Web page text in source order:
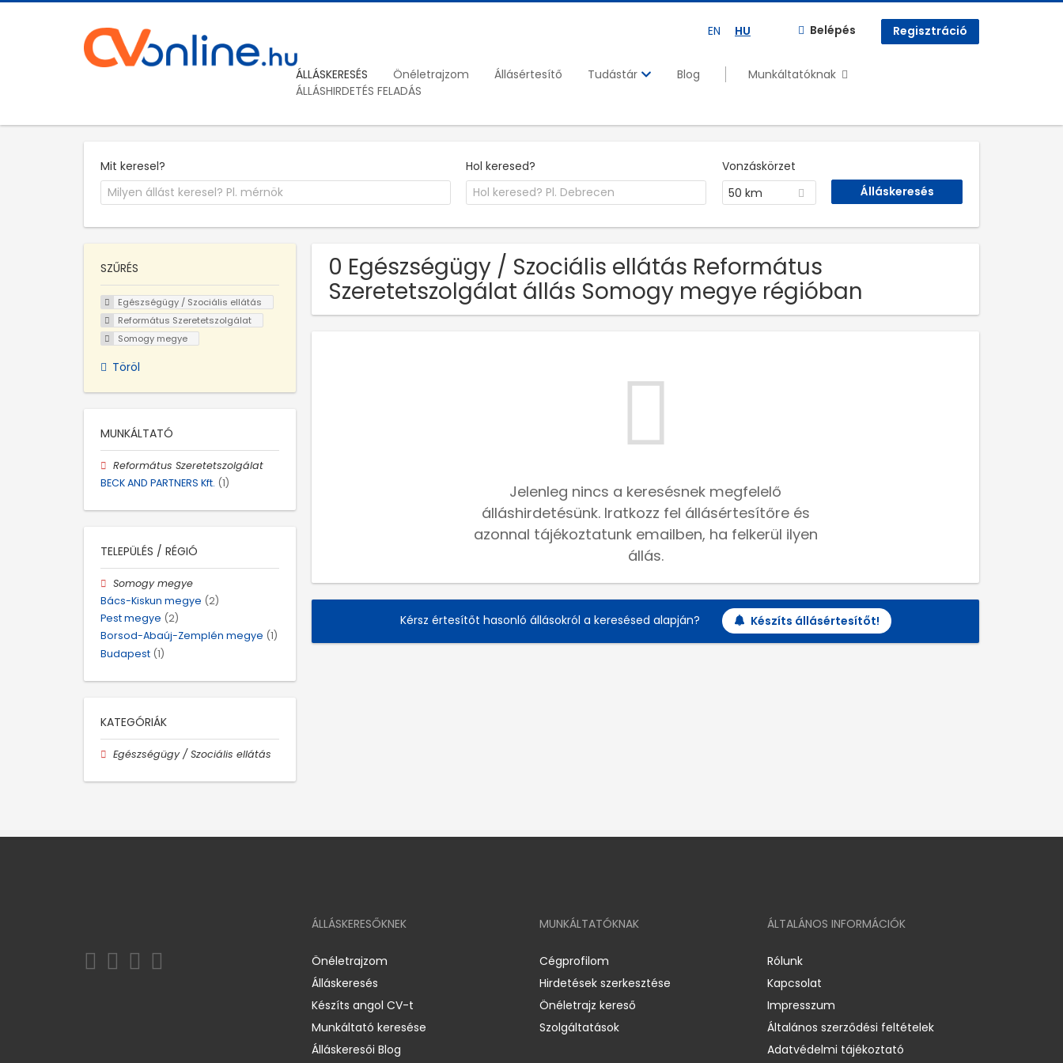
EN HU Belépés Regisztráció
ÁLLÁSKERESÉS Önéletrajzom Állásértesítő Tudástár Blog
Munkáltatóknak
ÁLLÁSHIRDETÉS FELADÁS
Mit keresel? Hol keresed?
Vonzáskörzet
50 km
0 Egészségügy / Szociális ellátás Református
Szeretetszolgálat állás Somogy megye régióban
Jelenleg nincs a keresésnek megfelelő
álláshirdetésünk. Iratkozz fel állásértesítőre és
azonnal tájékoztatunk emailben, ha felkerül ilyen
állás.
Kérsz értesítőt hasonló állásokról a keresésed alapján? Készíts állásértesítőt!
SZŰRÉS
Egészségügy / Szociális ellátás
Református Szeretetszolgálat
Somogy megye
Töröl
MUNKÁLTATÓ
Református Szeretetszolgálat
BECK AND PARTNERS Kft. (1)
TELEPÜLÉS / RÉGIÓ
Somogy megye
Bács-Kiskun megye (2)
Pest megye (2)
Borsod-Abaúj-Zemplén megye (1)
Budapest (1)
KATEGÓRIÁK
Egészségügy / Szociális ellátás
ÁLLÁSKERESŐKNEK
Önéletrajzom
Álláskeresés
Készíts angol CV-t
Munkáltató keresése
Álláskeresői Blog
MUNKÁLTATÓKNAK
Cégprofilom
Hirdetések szerkesztése
Önéletrajz kereső
Szolgáltatások
ÁLTALÁNOS INFORMÁCIÓK
Rólunk
Kapcsolat
Impresszum
Általános szerződési feltételek
Adatvédelmi tájékoztató